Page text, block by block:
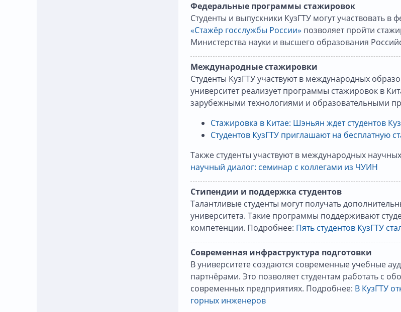
Федеральные программы стажировок
Студенты и выпускники КузГТУ могут участвовать
«Стажёр госслужбы России» позволяет пройти
Министерства науки и высшего образования
Международные стажировки
Студенты КузГТУ участвуют в международных
университет реализует программы стажировок в
зарубежными технологиями и образовательными
Стажировка в Китае: Шэньян ждет студентов
Студентов КузГТУ приглашают на бесплатную
Также студенты участвуют в международных
научный диалог: семинар с коллегами из ЧУИН
Стипендии и поддержка студентов
Талантливые студенты могут получать
университета. Такие программы поддерживают
компетенции. Подробнее: Пять студентов КузГТУ
Современная инфраструктура подготовки
В университете создаются современные учебные
партнёрами. Это позволяет студентам работать с
современных предприятиях. Подробнее: В КузГТУ
горных инженеров